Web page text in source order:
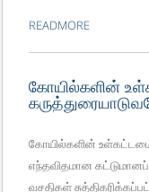
READMORE
கோயில்களின்
கோயில்களின்
எந்தவிதமான
வசதிகள்